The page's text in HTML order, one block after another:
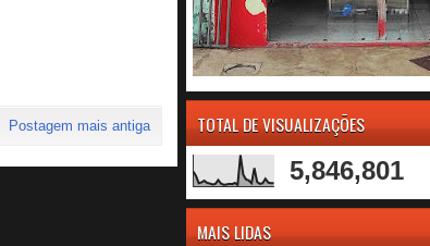
Postagem mais antiga TOTAL DE VISUALIZAÇÕES
5,846,801
MAIS LIDAS